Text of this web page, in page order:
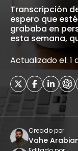
Transcripción
espero que
grababa en
esta semana,
Actualizado el: 1
Creado por
Vahe